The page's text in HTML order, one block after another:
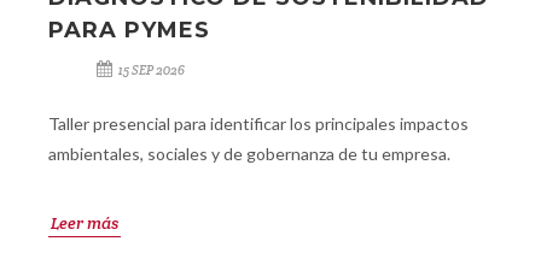
PARA PYMES
15 SEP 2026
Taller presencial para identificar los principales impactos
ambientales, sociales y de gobernanza de tu empresa.
Leer más